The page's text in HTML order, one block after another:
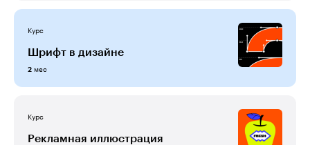
Курс
Шрифт в дизайне
2 мес
Курс
Рекламная иллюстрация